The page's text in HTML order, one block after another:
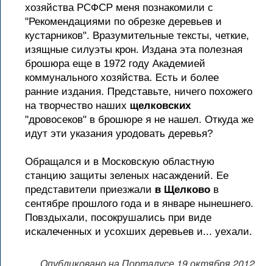
хозяйства РСФСР меня познакомили с
"Рекомендациями по обрезке деревьев и
кустарников". Вразумительные тексты, четкие,
изящные силуэты крон. Издана эта полезная
брошюра еще в 1972 году Академией
коммунального хозяйства. Есть и более
ранние издания. Представьте, ничего похожего
на творчество наших щелковских
"дровосеков" в брошюре я не нашел. Откуда же
идут эти указания уродовать деревья?
Обращался и в Московскую областную
станцию защиты зеленых насаждений. Ее
представители приезжали в Щелково в
сентябре прошлого года и в январе нынешнего.
Повздыхали, посокрушались при виде
искалеченных и усохших деревьев и... уехали.